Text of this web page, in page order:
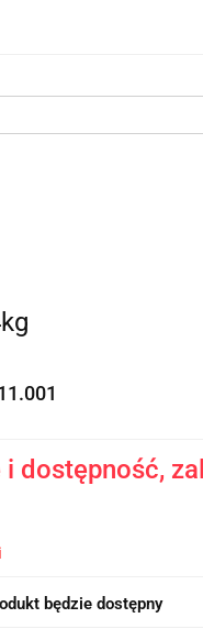
i dostępność,
będzie dostępny